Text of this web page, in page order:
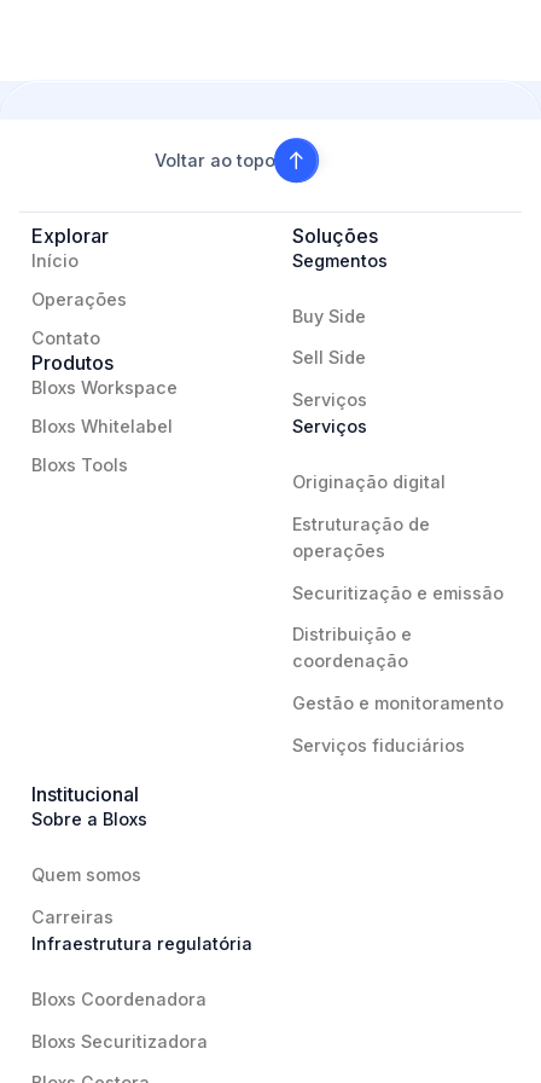
Voltar ao topo
Explorar
Início
Operações
Contato
Produtos
Bloxs Workspace
Bloxs Whitelabel
Bloxs Tools
Soluções
Segmentos
Buy Side
Sell Side
Serviços
Serviços
Originação digital
Estruturação de
operações
Securitização e emissão
Distribuição e
coordenação
Gestão e monitoramento
Serviços fiduciários
Institucional
Sobre a Bloxs
Quem somos
Carreiras
Infraestrutura regulatória
Bloxs Coordenadora
Bloxs Securitizadora